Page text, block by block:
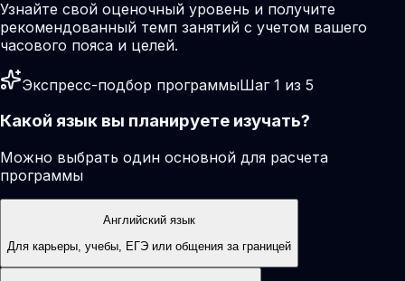
Узнайте свой оценочный уровень и получите
рекомендованный темп занятий с учетом вашего
часового пояса и целей.
Экспресс-подбор программыШаг 1 из 5
Какой язык вы планируете изучать?
Можно выбрать один основной для расчета
программы
Английский язык
Для карьеры, учебы, ЕГЭ или общения за границей